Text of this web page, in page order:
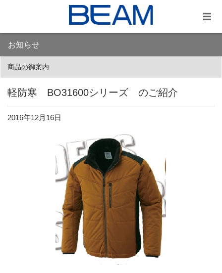
お知らせ
商品の御案内
軽防寒 BO31600シリーズ のご紹介
2016年12月16日